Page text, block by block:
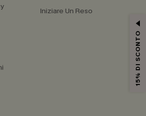
Iniziare Un Reso
15% DI SCONTO